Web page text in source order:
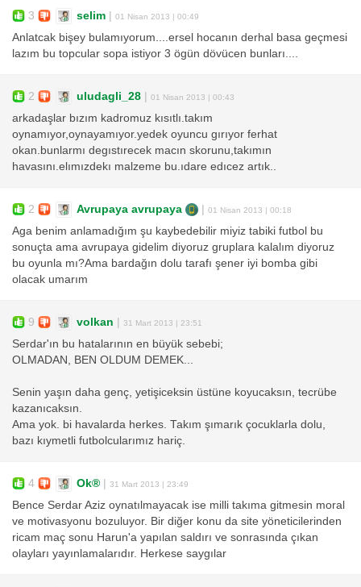
3 selim | 01 Nisan 2013 | 00:49
Anlatcak bişey bulamıyorum....ersel hocanın derhal basa geçmesi
lazım bu topcular sopa istiyor 3 ögün dövücen bunları....
2 uludagli_28 | 01 Nisan 2013 | 00:43
arkadaşlar bızım kadromuz kısıtlı.takım
oynamıyor,oynayamıyor.yedek oyuncu gırıyor ferhat
okan.bunlarmı degıstırecek macın skorunu,takımın
havasını.elımızdekı malzeme bu.ıdare edıcez artık..
2 Avrupaya avrupaya | 01 Nisan 2013 | 00:18
Aga benim anlamadığım şu kaybedebilir miyiz tabiki futbol bu
sonuçta ama avrupaya gidelim diyoruz gruplara kalalım diyoruz
bu oyunla mı?Ama bardağın dolu tarafı şener iyi bomba gibi
olacak umarım
9 volkan | 31 Mart 2013 | 23:51
Serdar'ın bu hatalarının en büyük sebebi;
OLMADAN, BEN OLDUM DEMEK...
Senin yaşın daha genç, yetişiceksin üstüne koyucaksın, tecrübe
kazanıcaksın.
Ama yok. bi havalarda herkes. Takım şımarık çocuklarla dolu,
bazı kıymetli futbolcularımız hariç.
4 Ok® | 31 Mart 2013 | 23:49
Bence Serdar Aziz oynatılmayacak ise milli takıma gitmesin moral
ve motivasyonu bozuluyor. Bir diğer konu da site yöneticilerinden
ricam maç sonu Harun'a yapılan saldırı ve sonrasında çıkan
olayları yayınlamalarıdır. Herkese saygılar